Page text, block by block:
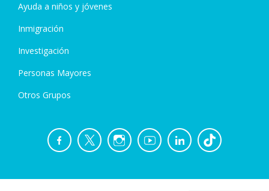
Ayuda a niños y jóvenes
Inmigración
Investigación
Personas Mayores
Otros Grupos